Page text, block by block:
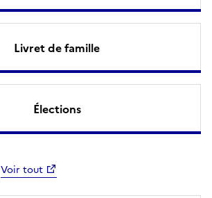
Livret de famille
Élections
Voir tout